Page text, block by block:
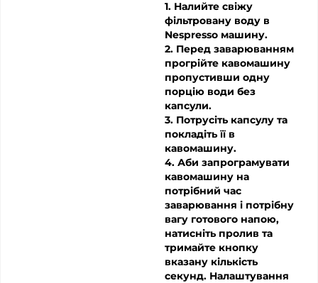
1. Налийте свіжу
фільтровану воду в
Nespresso машину.
2. Перед заварюванням
прогрійте кавомашину
пропустивши одну
порцію води без
капсули.
3. Потрусіть капсулу та
покладіть її в
кавомашину.
4. Аби запрограмувати
кавомашину на
потрібний час
заварювання і потрібну
вагу готового напою,
натисніть пролив та
тримайте кнопку
вказану кількість
секунд. Налаштування